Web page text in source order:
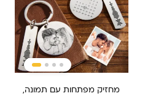
מחזיק מפתחות עם תמונה,